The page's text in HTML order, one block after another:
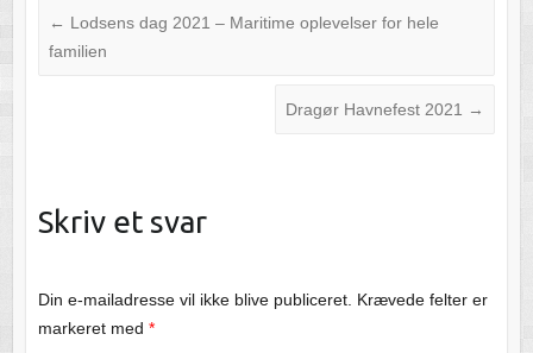
← Lodsens dag 2021 – Maritime oplevelser for hele
familien
Dragør Havnefest 2021 →
Skriv et svar
Din e-mailadresse vil ikke blive publiceret. Krævede felter er
markeret med *